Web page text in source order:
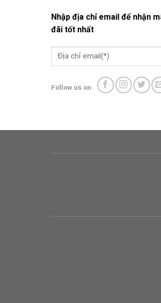
Nhập địa chỉ email để nhận
đãi tốt nhất
Follow us on